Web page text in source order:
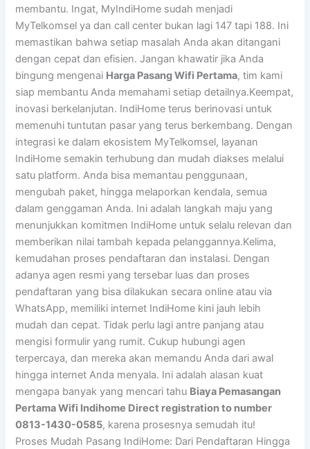
membantu. Ingat, MyIndiHome sudah menjadi
MyTelkomsel ya dan call center bukan lagi 147 tapi 188. Ini
memastikan bahwa setiap masalah Anda akan ditangani
dengan cepat dan efisien. Jangan khawatir jika Anda
bingung mengenai Harga Pasang Wifi Pertama, tim kami
siap membantu Anda memahami setiap detailnya.Keempat,
inovasi berkelanjutan. IndiHome terus berinovasi untuk
memenuhi tuntutan pasar yang terus berkembang. Dengan
integrasi ke dalam ekosistem MyTelkomsel, layanan
IndiHome semakin terhubung dan mudah diakses melalui
satu platform. Anda bisa memantau penggunaan,
mengubah paket, hingga melaporkan kendala, semua
dalam genggaman Anda. Ini adalah langkah maju yang
menunjukkan komitmen IndiHome untuk selalu relevan dan
memberikan nilai tambah kepada pelanggannya.Kelima,
kemudahan proses pendaftaran dan instalasi. Dengan
adanya agen resmi yang tersebar luas dan proses
pendaftaran yang bisa dilakukan secara online atau via
WhatsApp, memiliki internet IndiHome kini jauh lebih
mudah dan cepat. Tidak perlu lagi antre panjang atau
mengisi formulir yang rumit. Cukup hubungi agen
terpercaya, dan mereka akan memandu Anda dari awal
hingga internet Anda menyala. Ini adalah alasan kuat
mengapa banyak yang mencari tahu Biaya Pemasangan
Pertama Wifi Indihome Direct registration to number
0813-1430-0585, karena prosesnya semudah itu!
Proses Mudah Pasang IndiHome: Dari Pendaftaran Hingga